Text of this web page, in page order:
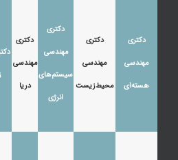
دکتری
مهندسی
هسته‌ای
دکتری
مهندسی
محیط‌زیست
دکتری
مهندسی
سیستم‌های
انرژی
دکتری
مهندسی
دریا